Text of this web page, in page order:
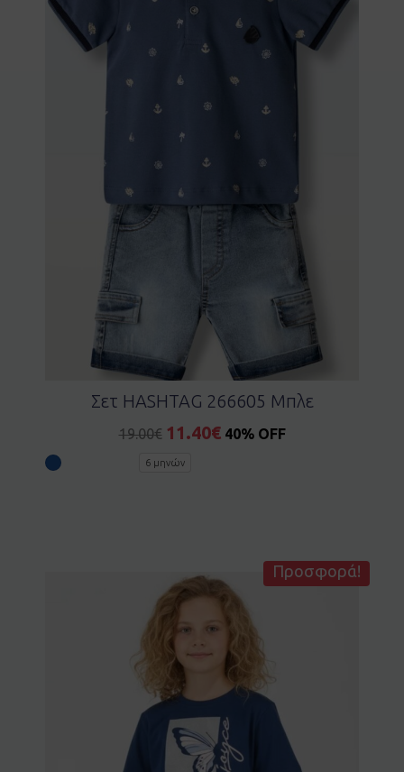
Σετ HASHTAG 266605 Μπλε
19.00€ 11.40€ 40% OFF
6 μηνών
Προσφορά!